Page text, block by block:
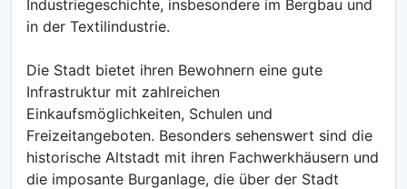
Industriegeschichte, insbesondere im Bergbau und
in der Textilindustrie.
Die Stadt bietet ihren Bewohnern eine gute
Infrastruktur mit zahlreichen
Einkaufsmöglichkeiten, Schulen und
Freizeitangeboten. Besonders sehenswert sind die
historische Altstadt mit ihren Fachwerkhäusern und
die imposante Burganlage, die über der Stadt